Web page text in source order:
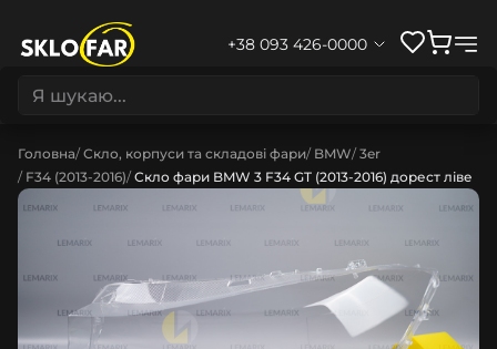
+38 093 426-0000
Головна Скло, корпуси та складові фари BMW 3er
F34 (2013-2016) Скло фари BMW 3 F34 GT (2013-2016) дорест ліве